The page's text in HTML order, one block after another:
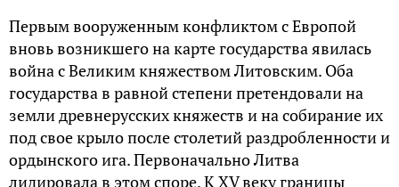
Первым вооруженным конфликтом с Европой
вновь возникшего на карте государства явилась
война с Великим княжеством Литовским. Оба
государства в равной степени претендовали на
земли древнерусских княжеств и на собирание их
под свое крыло после столетий раздробленности и
ордынского ига. Первоначально Литва
лидировала в этом споре. К XV веку границы